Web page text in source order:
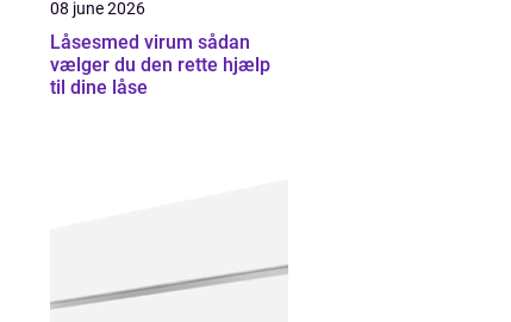
08 june 2026
Låsesmed virum sådan
vælger du den rette hjælp
til dine låse